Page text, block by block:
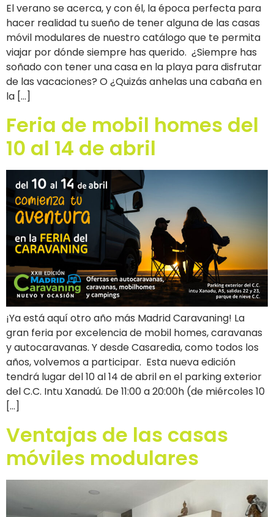
El verano se acerca, y con él, la época perfecta para
hacer realidad tu sueño de tener alguna de las casas
móvil modulares de nuestro catálogo que te permita
viajar por dónde siempre has querido. ¿Siempre has
soñado con tener una casa en la playa para disfrutar
de las vacaciones? O ¿Quizás anhelas una cabaña en
la […]
Feria de mobil homes del
10 al 14 de abril
¡Ya está aquí otro año más Madrid Caravaning! La
gran feria por excelencia de mobil homes, caravanas
y autocaravanas. Y desde Casaredia, como todos los
años, volvemos a participar. Esta nueva edición
tendrá lugar del 10 al 14 de abril en el parking exterior
del C.C. Intu Xanadú. De 11:00 a 20:00h (de miércoles 10
[…]
Ventajas de las casas
móviles modulares